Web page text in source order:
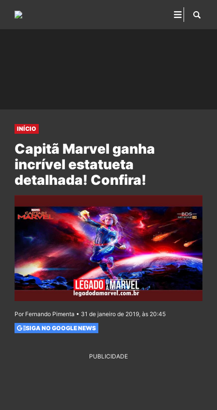
INÍCIO
Capitã Marvel ganha
incrível estatueta
detalhada! Confira!
Por Fernando Pimenta • 31 de janeiro de 2019, às 20:45
SIGA NO GOOGLE NEWS
PUBLICIDADE